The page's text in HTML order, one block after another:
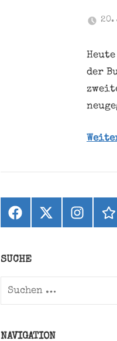
20.
der
Facebook
X
(ehemals
Instagram
SUCHE
Suchen
NAVIGATION